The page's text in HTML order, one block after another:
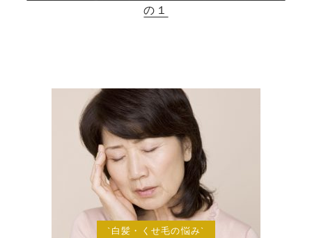
の１
`白髪・くせ毛の悩み`